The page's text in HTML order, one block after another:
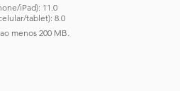
iPad): 11.0
tablet): 8.0
menos 200 MB.